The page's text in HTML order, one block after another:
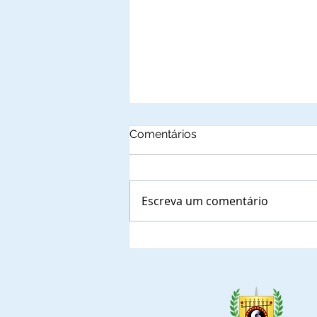
para indicar representante à
Mesa de Autoridades dos
Comentários
Escreva um comentário